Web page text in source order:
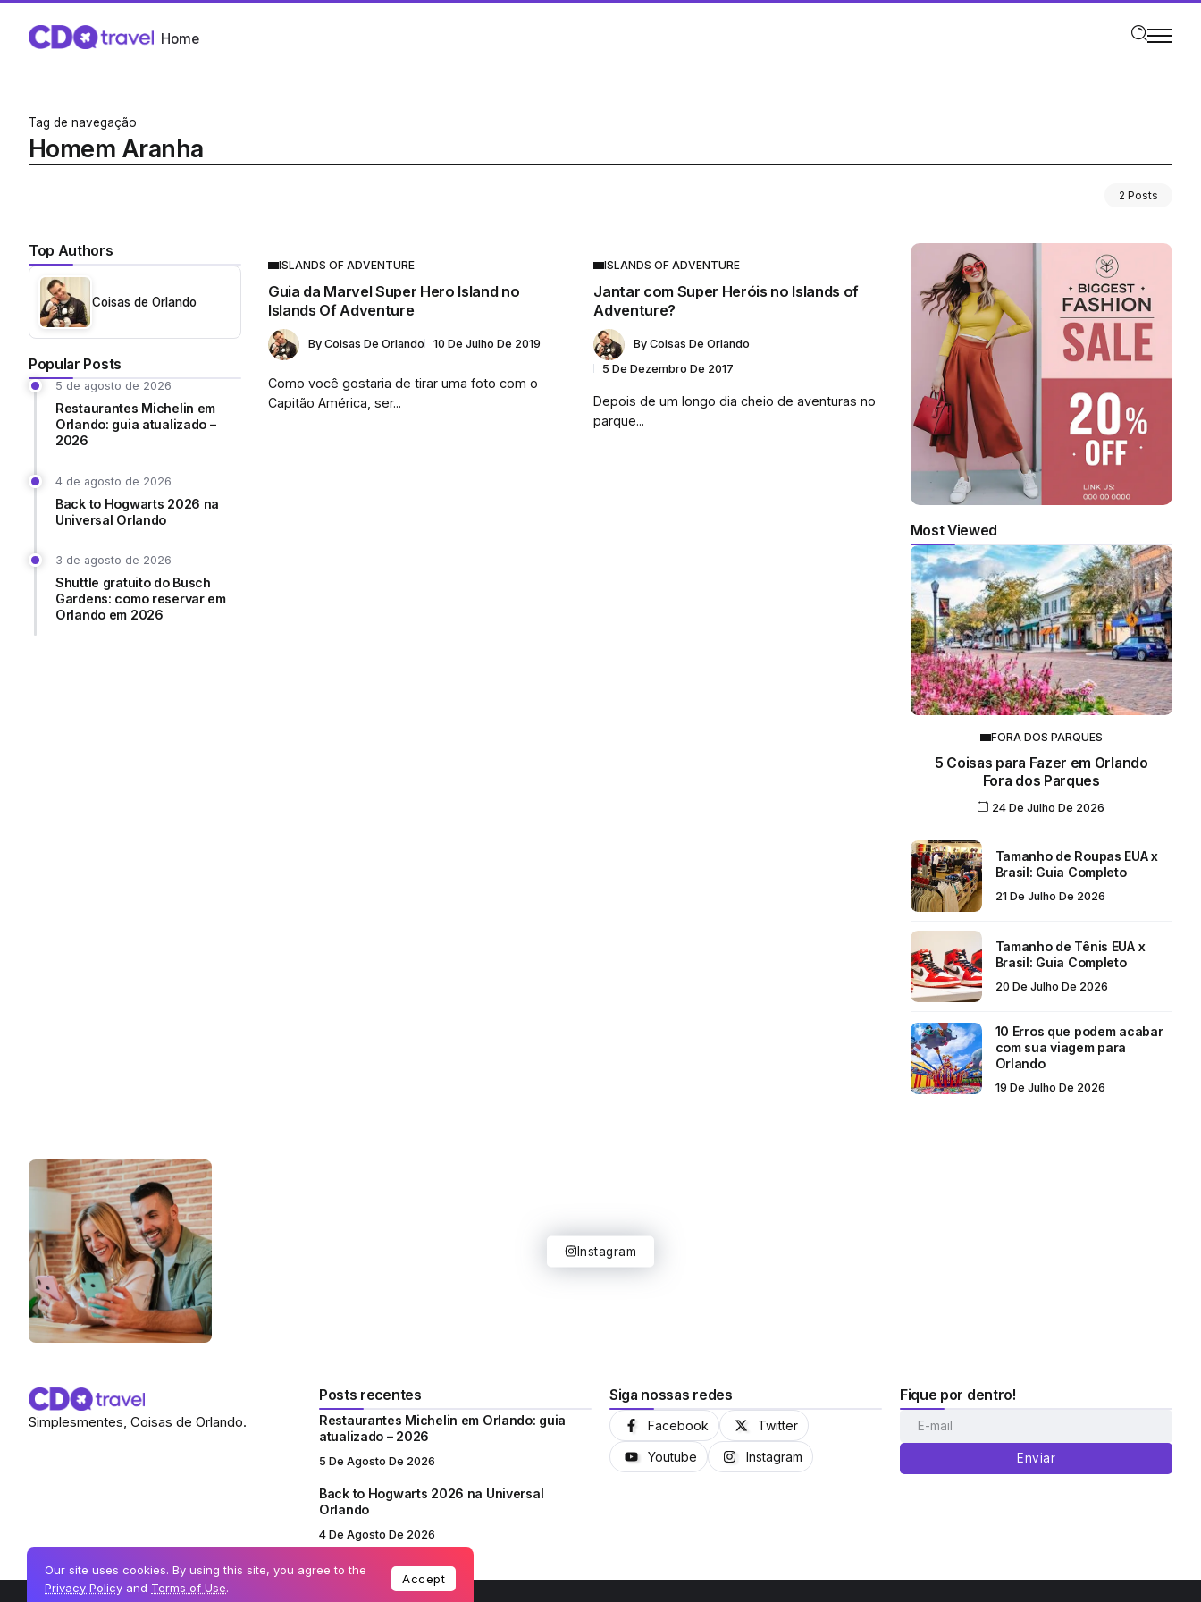
Home
Tag de navegação
Homem Aranha
2 Posts
Top Authors
Coisas de Orlando
Popular Posts
5 de agosto de 2026
Restaurantes Michelin em
Orlando: guia atualizado –
2026
4 de agosto de 2026
Back to Hogwarts 2026 na
Universal Orlando
3 de agosto de 2026
Shuttle gratuito do Busch
Gardens: como reservar em
Orlando em 2026
ISLANDS OF ADVENTURE
Guia da Marvel Super Hero Island no
Islands Of Adventure
By Coisas De Orlando 10 De Julho De 2019
Como você gostaria de tirar uma foto com o
Capitão América, ser...
ISLANDS OF ADVENTURE
Jantar com Super Heróis no Islands of
Adventure?
By Coisas De Orlando
5 De Dezembro De 2017
Depois de um longo dia cheio de aventuras no
parque...
Most Viewed
FORA DOS PARQUES
5 Coisas para Fazer em Orlando
Fora dos Parques
24 De Julho De 2026
Tamanho de Roupas EUA x
Brasil: Guia Completo
21 De Julho De 2026
Tamanho de Tênis EUA x
Brasil: Guia Completo
20 De Julho De 2026
10 Erros que podem acabar
com sua viagem para
Orlando
19 De Julho De 2026
Instagram
Simplesmentes, Coisas de Orlando.
Posts recentes
Restaurantes Michelin em Orlando: guia
atualizado – 2026
5 De Agosto De 2026
Back to Hogwarts 2026 na Universal
Orlando
4 De Agosto De 2026
Siga nossas redes
Facebook Twitter
Youtube Instagram
Fique por dentro!
Enviar
Our site uses cookies. By using this site, you agree to the
Privacy Policy and Terms of Use.
Accept